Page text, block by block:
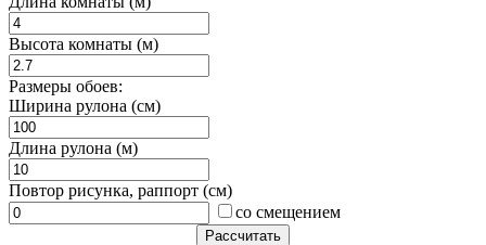
Высота комнаты (м)
Размеры обоев:
Ширина рулона (см)
Длина рулона (м)
Повтор рисунка, раппорт (см)
со смещением